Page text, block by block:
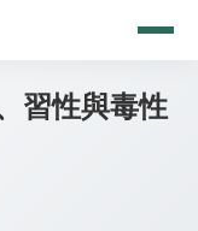
習性與毒性